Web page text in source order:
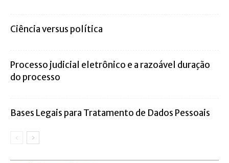
Ciência versus política
Processo judicial eletrônico e a razoável duração
do processo
Bases Legais para Tratamento de Dados Pessoais